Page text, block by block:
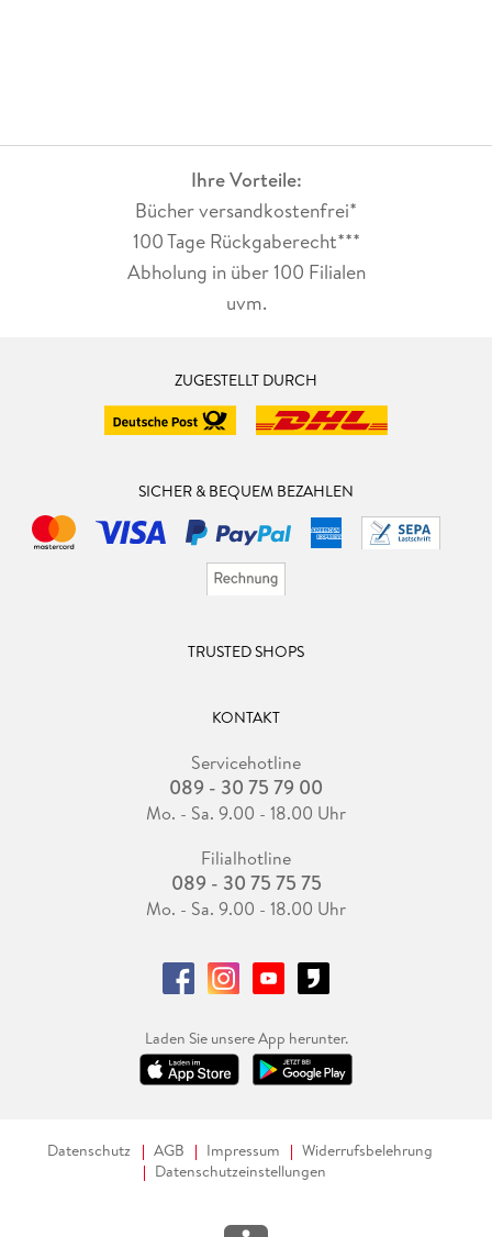
Ihre Vorteile:
Bücher versandkostenfrei*
100 Tage Rückgaberecht***
Abholung in über 100 Filialen
uvm.
ZUGESTELLT DURCH
SICHER & BEQUEM BEZAHLEN
TRUSTED SHOPS
KONTAKT
Servicehotline
089 - 30 75 79 00
Mo. - Sa. 9.00 - 18.00 Uhr
Filialhotline
089 - 30 75 75 75
Mo. - Sa. 9.00 - 18.00 Uhr
Laden Sie unsere App herunter.
Datenschutz AGB Impressum
Widerrufsbelehrung
Datenschutzeinstellungen